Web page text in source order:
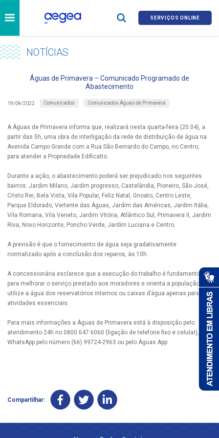
SERVIÇOS ONLINE
NOTÍCIAS
Águas de Primavera – Comunicado Programado de
Abastecimento
19/04/2022 Comunicados Comunicados Águas de Primavera
A Águas de Primavera informa que, realizará nesta quarta-feira (20.04), a
partir das 5h, uma obra de interligação da rede de distribuição de água na
Avenida Campo Grande com a Rua São Bernardo do Campo, no Centro,
para atender a Propriedade Edificatto.
Durante a ação, o abastecimento poderá ser prejudicado nos seguintes
bairros: Jardim Milano, Jardim progresso, Castelândia, Pioneiro, São José,
Cristo Rei, Bela Vista, Vila Popular, Feliz Natal, Gnoato, Centro Leste,
Parque Eldorado, Vertente das Águas, Jardim das Américas, Jardim Itália,
Vila Romana, Vila Veneto, Jardim Vitória, Atlântico Sul, Primavera II, Jardim
Riva, Novo Horizonte, Poncho Verde, Jardim Luciana e Centro.
A previsão é que o fornecimento de água seja gradativamente
normalizado após a conclusão dos reparos, às 10h.
A concessionária esclarece que a execução do trabalho é fundamental
para melhorar o serviço prestado aos moradores e orienta a população que
utilize a água dos reservatórios internos ou caixas d’água apenas para
atividades essenciais.
Para mais informações a Águas de Primavera está à disposição pelo
atendimento 24h no 0800 647 6060 (ligação de telefone fixo e celular), via
WhatsApp pelo número (66) 99724-2963 ou pelo Águas App.
Compartilhar: